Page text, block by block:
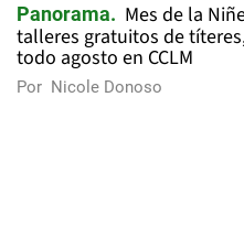
Panorama
Mes de la
talleres gratuitos de
todo agosto en CCLM
Por Nicole Donoso